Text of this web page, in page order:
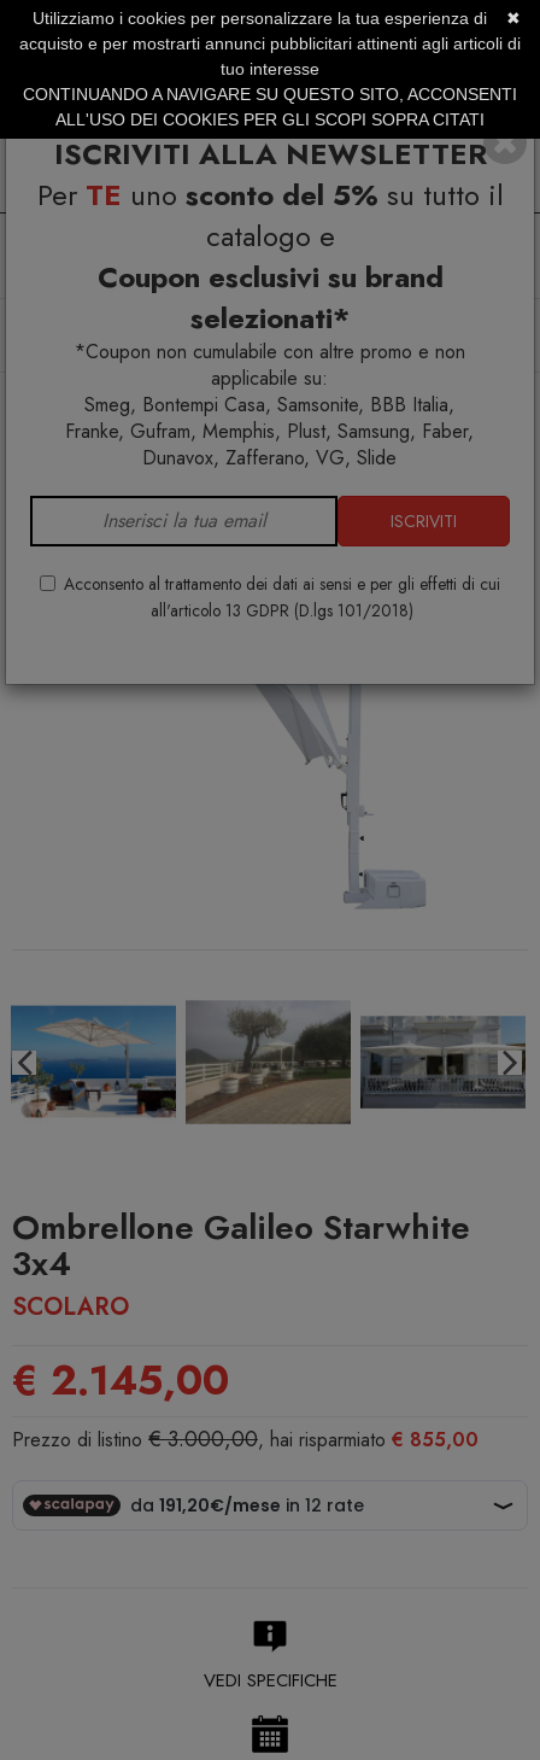
ISCRIVITI ALLA NEWSLETTER
Per TE uno sconto del 5% su tutto il
catalogo e
Coupon esclusivi su brand
selezionati*
*Coupon non cumulabile con altre promo e non
applicabile su:
Smeg, Bontempi Casa, Samsonite, BBB Italia,
Franke, Gufram, Memphis, Plust, Samsung, Faber,
Dunavox, Zafferano, VG, Slide
ISCRIVITI
Acconsento al trattamento dei dati ai sensi e per gli effetti di cui
all'articolo 13 GDPR (D.lgs 101/2018)
SERVIZIO CLIENTI +39.0773.470.562
SUMMER SALES | Fino al 31 Agosto
Arredo esterno
Ombrellone Galileo Starwhite 3x4
Ombrellone Galileo Starwhite
3x4
SCOLARO
€ 2.145,00
Prezzo di listino € 3.000,00, hai risparmiato € 855,00
VEDI SPECIFICHE
✖
Utilizziamo i cookies per personalizzare la tua esperienza di
acquisto e per mostrarti annunci pubblicitari attinenti agli articoli di
tuo interesse
CONTINUANDO A NAVIGARE SU QUESTO SITO, ACCONSENTI
ALL'USO DEI COOKIES PER GLI SCOPI SOPRA CITATI